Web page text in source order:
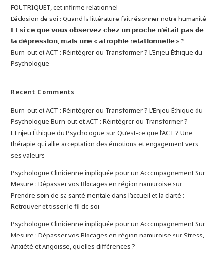
FOUTRIQUET, cet infirme relationnel
L’éclosion de soi : Quand la littérature fait résonner notre humanité
𝗘𝘁 𝘀𝗶 𝗰𝗲 𝗾𝘂𝗲 𝘃𝗼𝘂𝘀 𝗼𝗯𝘀𝗲𝗿𝘃𝗲𝘇 𝗰𝗵𝗲𝘇 𝘂𝗻 𝗽𝗿𝗼𝗰𝗵𝗲 𝗻’𝗲́𝘁𝗮𝗶𝘁 𝗽𝗮𝘀 𝗱𝗲
𝗹𝗮 𝗱𝗲́𝗽𝗿𝗲𝘀𝘀𝗶𝗼𝗻, 𝗺𝗮𝗶𝘀 𝘂𝗻𝗲 « 𝗮𝘁𝗿𝗼𝗽𝗵𝗶𝗲 𝗿𝗲𝗹𝗮𝘁𝗶𝗼𝗻𝗻𝗲𝗹𝗹𝗲 » ?
Burn-out et ACT : Réintégrer ou Transformer ? L’Enjeu Éthique du
Psychologue
Recent Comments
Burn-out et ACT : Réintégrer ou Transformer ? L'Enjeu Éthique du
Psychologue Burn-out et ACT : Réintégrer ou Transformer ?
L'Enjeu Éthique du Psychologue surQu’est-ce que l’ACT ? Une
thérapie qui allie acceptation des émotions et engagement vers
ses valeurs
Psychologue Clinicienne impliquée pour un Accompagnement Sur
Mesure : Dépasser vos Blocages en région namuroise sur
Prendre soin de sa santé mentale dans l’accueil et la clarté :
Retrouver et tisser le fil de soi
Psychologue Clinicienne impliquée pour un Accompagnement Sur
Mesure : Dépasser vos Blocages en région namuroise surStress,
Anxiété et Angoisse, quelles différences ?